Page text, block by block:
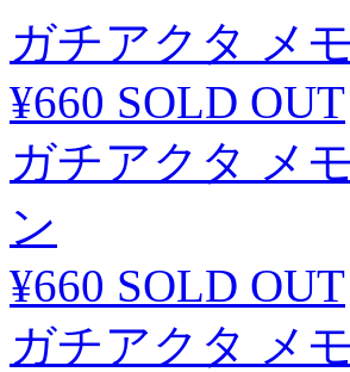
ガチアクタ メ
¥660 SOLD OUT
ガチアクタ メ
ン
¥660 SOLD OUT
ガチアクタ メ